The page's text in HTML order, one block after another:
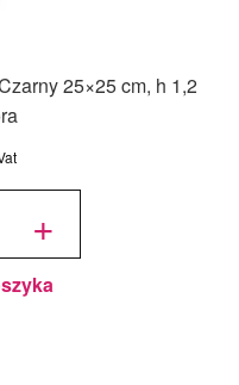
25×25 cm, h 1,2
+